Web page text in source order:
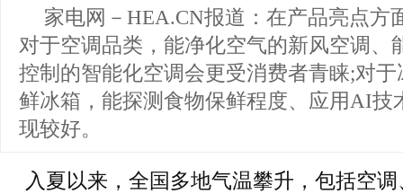
家电网－HEA.CN报道： 在产品亮点方
对于空调品类，能净化空气的新风空调、
控制的智能化空调会更受消费者青睐;对
鲜冰箱，能探测食物保鲜程度、应用AI技
现较好。
入夏以来，全国多地气温攀升，包括空